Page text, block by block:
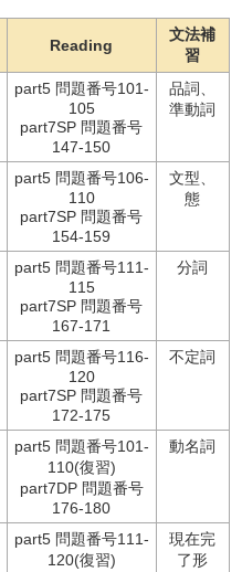
Reading
文法補
習
part5 問題番号101-
105
part7SP 問題番号
147-150
品詞、
準動詞
part5 問題番号106-
110
part7SP 問題番号
154-159
文型、
態
part5 問題番号111-
115
part7SP 問題番号
167-171
分詞
part5 問題番号116-
120
part7SP 問題番号
172-175
不定詞
part5 問題番号101-
110(復習)
part7DP 問題番号
176-180
動名詞
part5 問題番号111-
120(復習)
現在完
了形